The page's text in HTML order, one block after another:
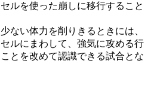
ルを使った崩しに移行すること
ない体力を削りきるときには、
ルにまわして、強気に攻める行
とを改めて認識できる試合とな